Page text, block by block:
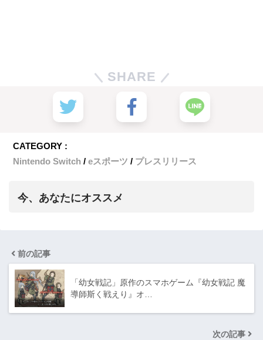
SHARE
CATEGORY :
Nintendo Switch
eスポーツ プレスリリース
今、あなたにオススメ
前の記事
「幼女戦記」原作のスマホゲーム『幼女戦記 魔
導師斯く戦えり』オ…
次の記事